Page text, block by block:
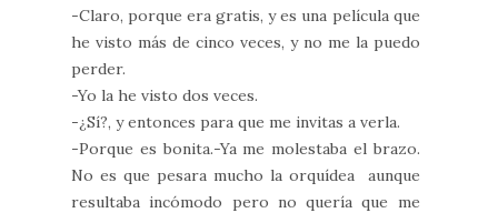
-Claro, porque era gratis, y es una película que
he visto más de cinco veces, y no me la puedo
perder.
-Yo la he visto dos veces.
-¿Sí?, y entonces para que me invitas a verla.
-Porque es bonita.-Ya me molestaba el brazo.
No es que pesara mucho la orquídea aunque
resultaba incómodo pero no quería que me